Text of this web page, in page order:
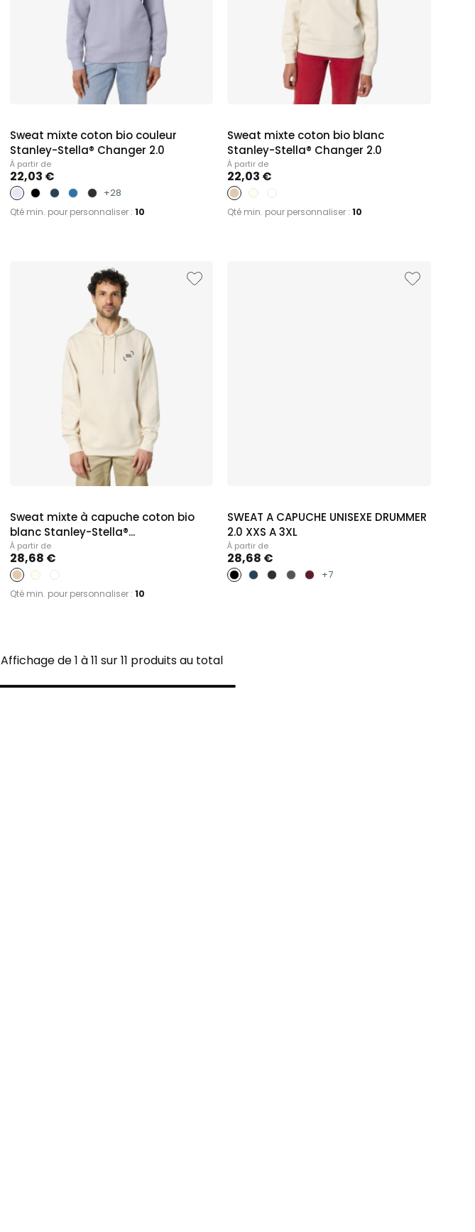
Sweat mixte coton bio couleur
Stanley-Stella® Changer 2.0
À partir de
22,03 €
+28
Qté min. pour personnaliser : 10
Sweat mixte coton bio blanc
Stanley-Stella® Changer 2.0
À partir de
22,03 €
Qté min. pour personnaliser :10
Sweat mixte à capuche coton bio
blanc Stanley-Stella®...
À partir de
28,68 €
Qté min. pour personnaliser : 10
SWEAT A CAPUCHE UNISEXE DRUMMER
2.0 XXS A 3XL
À partir de
28,68 €
+7
Affichage de 1 à 11 sur 11 produits au total